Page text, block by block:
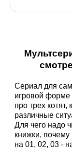
Сериал для
игровой форме
про трех
различные
Для чего надо
книжки, почему
на 01, 02, 03 -